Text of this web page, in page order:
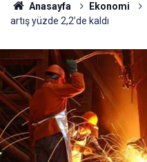
Anasayfa Ekonomi
artış yüzde 2,2’de kaldı